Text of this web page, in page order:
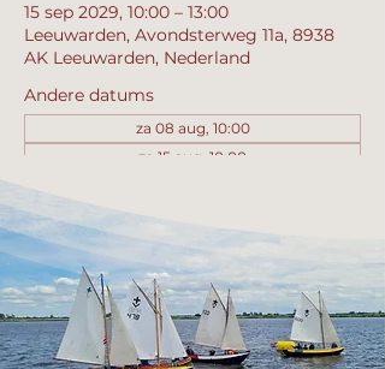
15 sep 2029, 10:00 – 13:00
Leeuwarden, Avondsterweg 11a, 8938
AK Leeuwarden, Nederland
Andere datums
za 08 aug, 10:00
za 15 aug, 10:00
Bekijk alle 358 datums
Meld mij aan!